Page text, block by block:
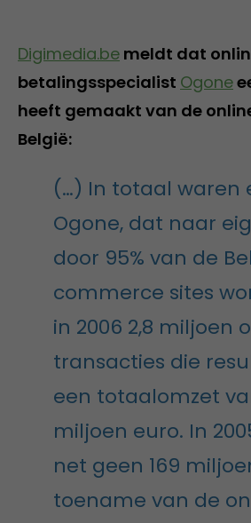
Digimedia.be meldt dat
betalingsspecialist Ogone
heeft gemaakt van de
België:
(…) In totaal waren
Ogone, dat naar
door 95% van de
commerce sites
in 2006 2,8 miljoen
transacties die
een totaalomzet
miljoen euro. In
net geen 169
toename van de